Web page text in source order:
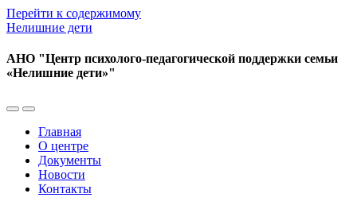
Перейти к содержимому
Нелишние дети
АНО "Центр психолого-педагогической поддержки семьи
«Нелишние дети»"
Переключить
мобильное
меню
Переключить
поле
поиска
Главная
О центре
Документы
Новости
Контакты